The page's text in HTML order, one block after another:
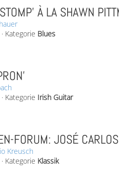
À LA SHAWN
· Kategorie Blues
· Kategorie Irish Guitar
FORUM: JOSÉ
Kreusch
· Kategorie Klassik